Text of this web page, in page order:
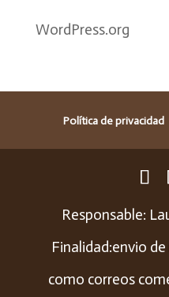
WordPress.org
Política de privacidad
Responsable:
Finalidad:envio
como correos